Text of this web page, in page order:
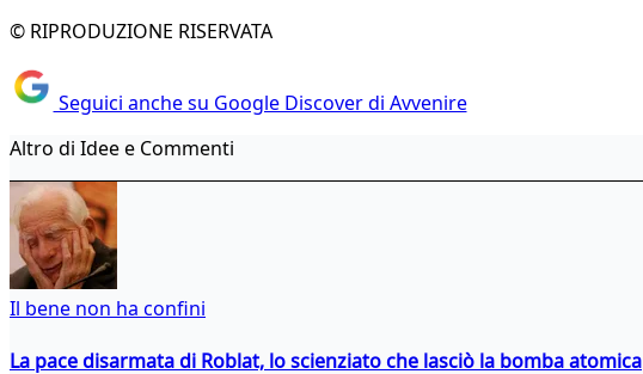
© RIPRODUZIONE RISERVATA
Seguici anche su Google Discover di Avvenire
Altro di Idee e Commenti
Il bene non ha confini
La pace disarmata di Roblat, lo scienziato che lasciò la bomba atomica